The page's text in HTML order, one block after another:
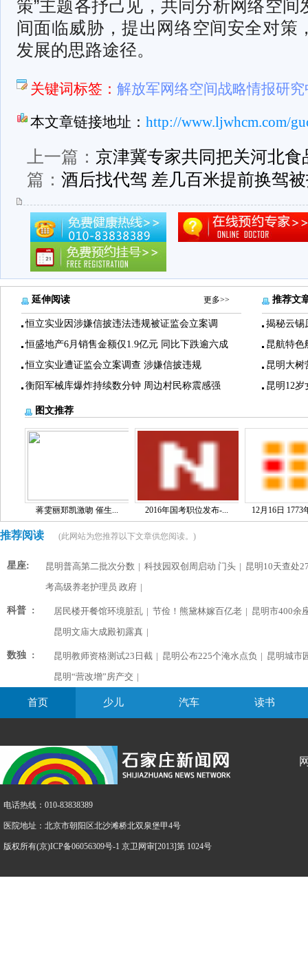
策”主题各抒己见，共同分析网络空
间面临威胁，提出网络空间安全对策
发展的思路途径。
关键词标签： 解放军网络空间战略情报研
本文章链接地址： http://www.ljwhcm.com/
上一篇： 京津冀专家共同把关河北食
篇： 酒后找代驾 差几百米提前换驾
延伸阅读 更多>>
恒立实业因涉嫌信披违法违规被证监会立案调
恒盛地产6月销售金额仅1.9亿元 同比下跌逾六成
恒立实业遭证监会立案调查 涉嫌信披违规
衡阳军械库爆炸持续数分钟 周边村民称震感强
推荐文
揭秘云锡
昆航特色
昆明大树
昆明12
图文推荐
蒋雯丽郑凯激吻 催生... 2016年国考职位发布-... 12月16日 1773
推荐阅读 (此网站为您推荐以下文章供您阅读。)
星座: 昆明普高第二批次分数 | 科技园双创周启动 门头 | 昆明10天查处
考高级养老护理员 政府 |
科普 : 居民楼开餐馆环境脏乱 | 节俭！熊黛林嫁百亿老 | 昆明市400余
昆明文庙大成殿初露真 |
数独 : 昆明教师资格测试23日截 | 昆明公布225个淹水点负 | 昆明城市
昆明“营改增”房产交 |
首页 少儿 汽车 读书
电话热线：010-83838389
医院地址：北京市朝阳区北沙滩桥北双泉堡甲4号
版权所有(京)ICP备06056309号-1 京卫网审[2013]第 1024号